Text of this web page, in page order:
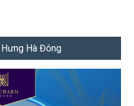
Hưng Hà Đông